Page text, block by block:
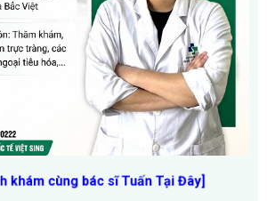
khám cùng bác sĩ Tuấn Tại Đây]